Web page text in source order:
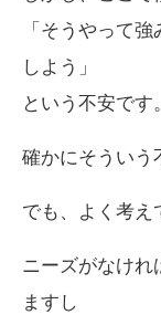
「そうやって
しよう」
という不安です。
確かにそういう
でも、よく考え
ニーズがなけれ
ますし